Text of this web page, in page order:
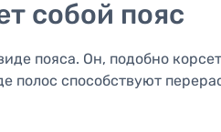
собой пояс
пояса. Он, подобно
полос способствуют